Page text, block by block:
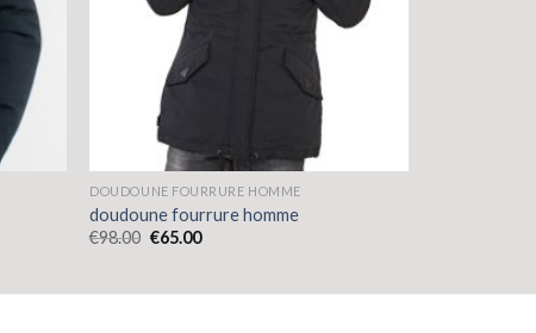
DOUDOUNE FOURRURE HOMME
doudoune fourrure homme
€98.00 €65.00